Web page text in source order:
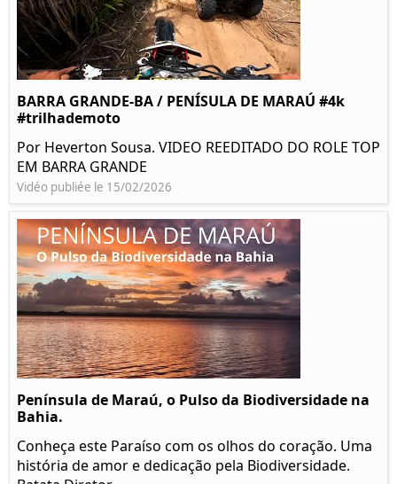
BARRA GRANDE-BA / PENÍSULA DE MARAÚ #4k
#trilhademoto
Por Heverton Sousa. VIDEO REEDITADO DO ROLE TOP
EM BARRA GRANDE
Vidéo publiée le 15/02/2026
Península de Maraú, o Pulso da Biodiversidade na
Bahia.
Conheça este Paraíso com os olhos do coração. Uma
história de amor e dedicação pela Biodiversidade.